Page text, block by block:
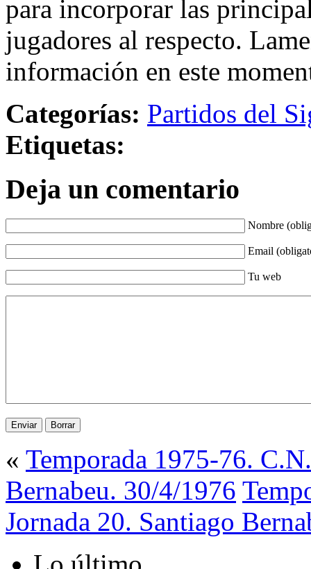
para incorporar las
jugadores al respecto.
información en este
Categorías: Partidos del
Etiquetas:
Deja un comentario
Nombre
Email
Tu web
« Temporada 1975-76.
Bernabeu. 30/4/1976
Jornada 20. Santiago